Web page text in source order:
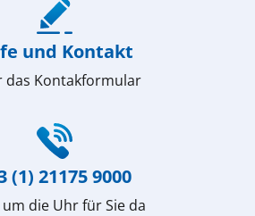
und Kontakt
das Kontakformular
(1) 21175 9000
die Uhr für Sie da